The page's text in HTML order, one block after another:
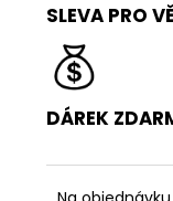
SLEVA PRO
DÁREK